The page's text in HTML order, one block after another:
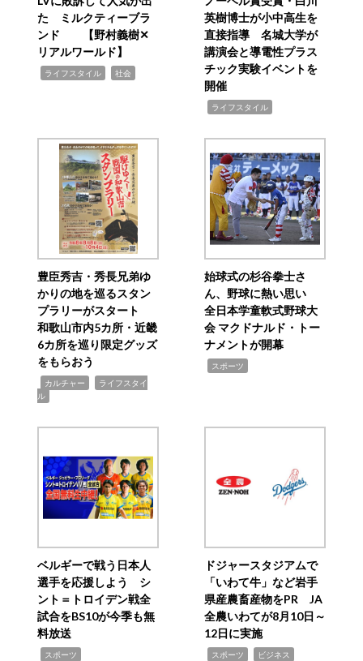
た ミルクティーブラ
ンド 【野村義樹✕
リアルワールド】
ライフスタイル 社会
英樹博士が小中高生を
直接指導 名城大学が
講演会と導電性プラス
チック実験イベントを
開催
ライフスタイル
豊臣秀吉・秀長兄弟ゆ
かりの地を巡るスタン
プラリーがスタート
和歌山市内5カ所・近畿
6カ所を巡り限定グッズ
をもらおう
カルチャー
ライフスタイ
ル
始球式の杉谷拳士さ
ん、野球に熱い思い
全日本学童軟式野球大
会 マクドナルド・トー
ナメントが開幕
スポーツ
ベルギーで戦う日本人
選手を応援しよう シ
ント＝トロイデン戦全
試合をBS10が今季も無
料放送
スポーツ
ドジャースタジアムで
「いわて牛」など岩手
県産農畜産物をPR JA
全農いわてが8月10日～
12日に実施
スポーツ ビジネス